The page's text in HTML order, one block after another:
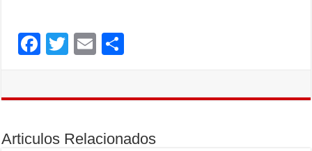
F
o
T
E
ar
Articulos Relacionados